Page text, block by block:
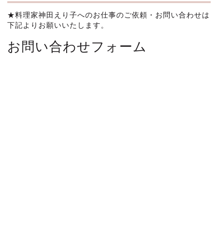
★料理家神田えり子へのお仕事のご依頼・お問い合わせは
下記よりお願いいたします。
お問い合わせフォーム